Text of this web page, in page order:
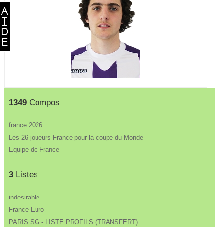
1349 Compos
france 2026
Les 26 joueurs France pour la coupe du Monde
Equipe de France
3 Listes
indesirable
France Euro
PARIS SG - LISTE PROFILS (TRANSFERT)